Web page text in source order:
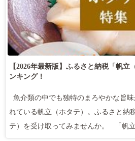
【2026年最新版】ふるさと納税「帆立
ンキング！
魚介類の中でも独特のまろやかな旨
れている帆立（ホタテ）。ふるさと納
テ）を受け取ってみませんか。 「帆